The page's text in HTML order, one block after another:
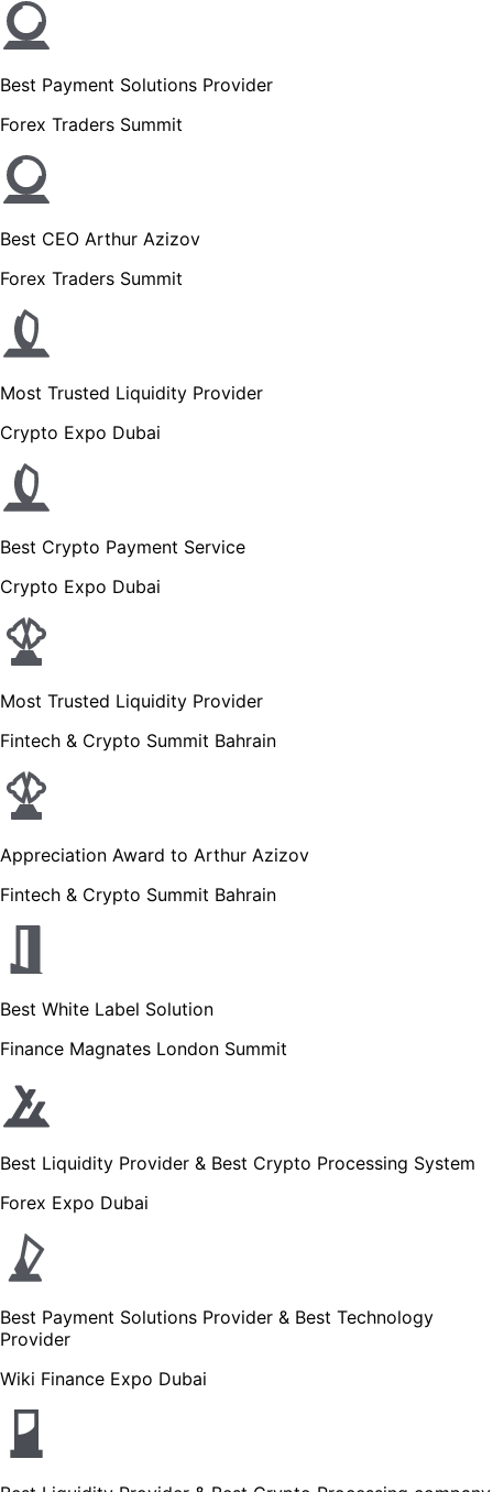
Best Payment Solutions Provider
Forex Traders Summit
Best CEO Arthur Azizov
Forex Traders Summit
Most Trusted Liquidity Provider
Crypto Expo Dubai
Best Crypto Payment Service
Crypto Expo Dubai
Most Trusted Liquidity Provider
Fintech & Crypto Summit Bahrain
Appreciation Award to Arthur Azizov
Fintech & Crypto Summit Bahrain
Best White Label Solution
Finance Magnates London Summit
Best Liquidity Provider & Best Crypto Processing System
Forex Expo Dubai
Best Payment Solutions Provider & Best Technology
Provider
Wiki Finance Expo Dubai